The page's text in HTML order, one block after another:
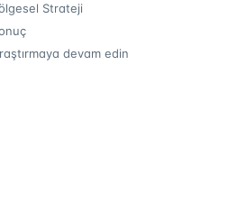
Strateji
devam edin